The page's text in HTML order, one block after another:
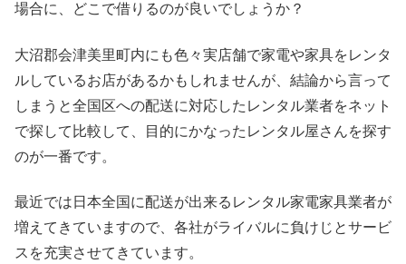
場合に、どこで借りるのが良いでしょうか？
大沼郡会津美里町内にも色々実店舗で家電や家具をレンタ
ルしているお店があるかもしれませんが、結論から言って
しまうと全国区への配送に対応したレンタル業者をネット
で探して比較して、目的にかなったレンタル屋さんを探す
のが一番です。
最近では日本全国に配送が出来るレンタル家電家具業者が
増えてきていますので、各社がライバルに負けじとサービ
スを充実させてきています。